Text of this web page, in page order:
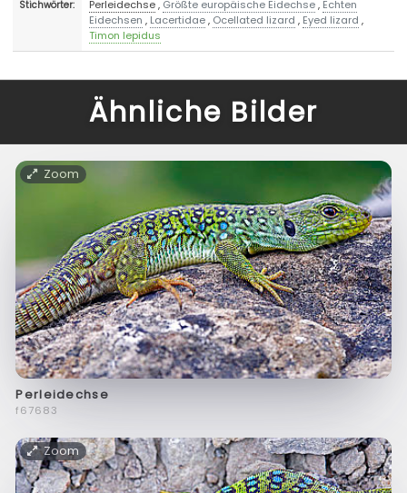
Stichwörter: Perleidechse, Größte europäische Eidechse, Echten
Eidechsen , Lacertidae, Ocellated lizard , Eyed lizard ,
Timon lepidus
Ähnliche Bilder
Zoom
Perleidechse
f67683
Zoom